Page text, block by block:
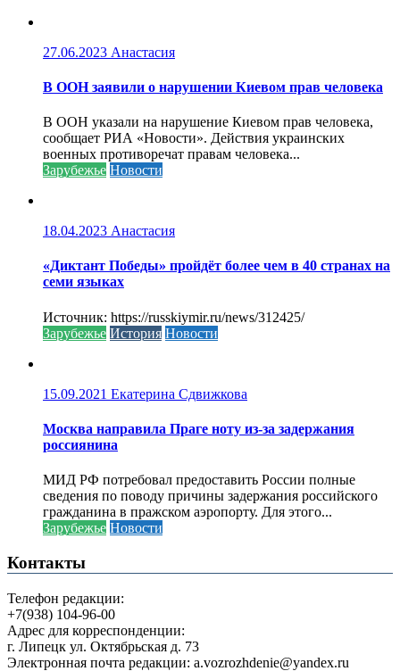
27.06.2023 Анастасия
В ООН заявили о нарушении Киевом прав человека
В ООН указали на нарушение Киевом прав человека,
сообщает РИА «Новости». Действия украинских
военных противоречат правам человека...
Зарубежье Новости
18.04.2023 Анастасия
«Диктант Победы» пройдёт более чем в 40 странах на
семи языках
Источник: https://russkiymir.ru/news/312425/
Зарубежье История Новости
15.09.2021 Екатерина Сдвижкова
Москва направила Праге ноту из-за задержания
россиянина
МИД РФ потребовал предоставить России полные
сведения по поводу причины задержания российского
гражданина в пражском аэропорту. Для этого...
Зарубежье Новости
Контакты
Телефон редакции:
+7(938) 104-96-00
Адрес для корреспонденции:
г. Липецк ул. Октябрьская д. 73
Электронная почта редакции: a.vozrozhdenie@yandex.ru